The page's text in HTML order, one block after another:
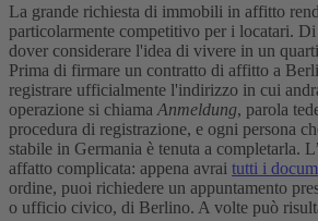
La grande richiesta di immobili in affitto
particolarmente competitivo per i locatari. Di
dover considerare l'idea di vivere in un
Prima di firmare un contratto di affitto a
registrare ufficialmente l'indirizzo in cui
operazione si chiama Anmeldung, parola
procedura di registrazione, e ogni persona
stabile in Germania è tenuta a completarla.
affatto complicata: appena avrai tutti i
ordine, puoi richiedere un appuntamento
o ufficio civico, di Berlino. A volte può